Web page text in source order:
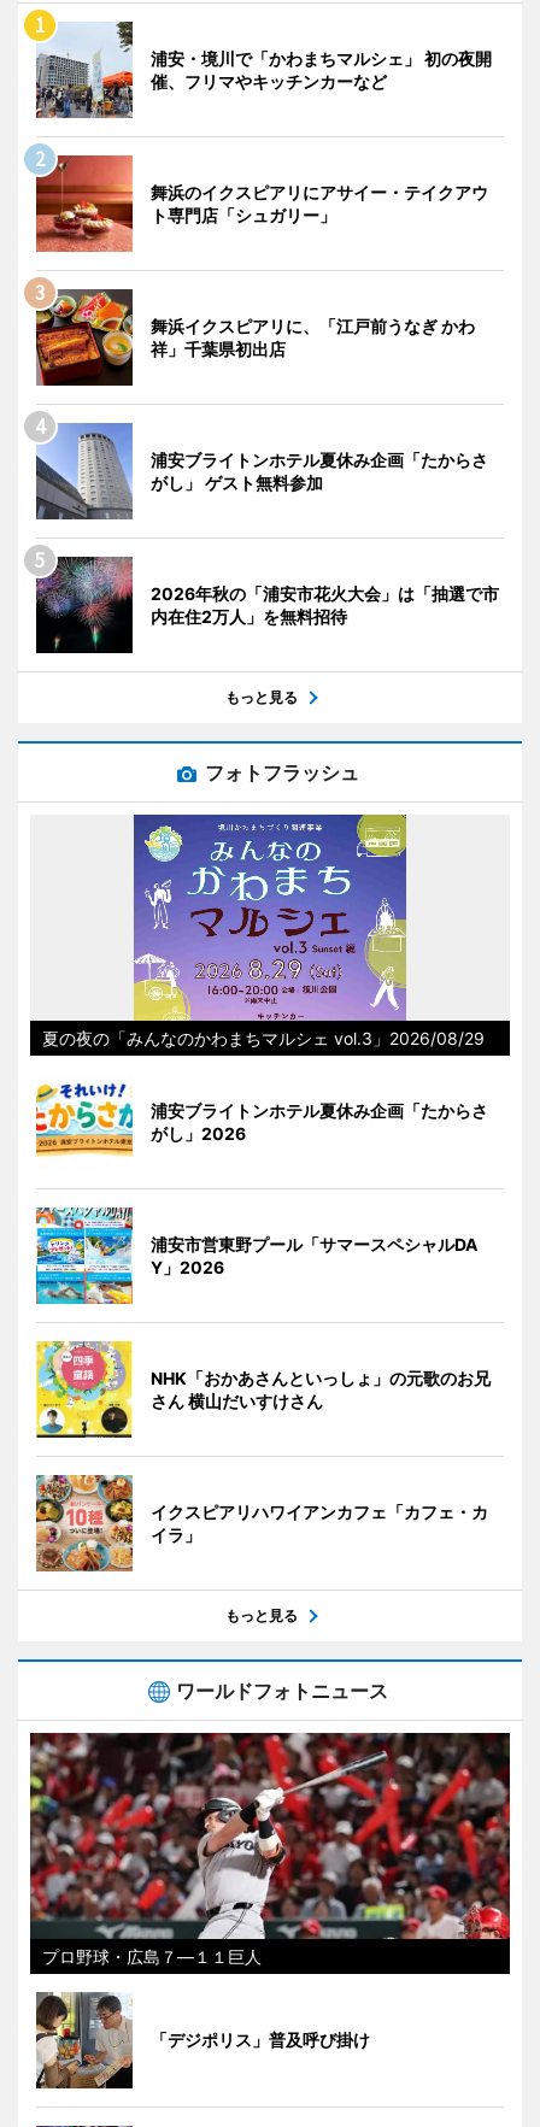
浦安・境川で「かわまちマルシェ」 初の夜開
催、フリマやキッチンカーなど
舞浜のイクスピアリにアサイー・テイクアウ
ト専門店「シュガリー」
舞浜イクスピアリに、「江戸前うなぎ かわ
祥」千葉県初出店
浦安ブライトンホテル夏休み企画「たからさ
がし」 ゲスト無料参加
2026年秋の「浦安市花火大会」は「抽選で市
内在住2万人」を無料招待
もっと見る
フォトフラッシュ
夏の夜の「みんなのかわまちマルシェ vol.3」2026/08/29
浦安ブライトンホテル夏休み企画「たからさ
がし」2026
浦安市営東野プール「サマースペシャルDA
Y」2026
NHK「おかあさんといっしょ」の元歌のお兄
さん 横山だいすけさん
イクスピアリハワイアンカフェ「カフェ・カ
イラ」
もっと見る
ワールドフォトニュース
プロ野球・広島７―１１巨人
「デジポリス」普及呼び掛け